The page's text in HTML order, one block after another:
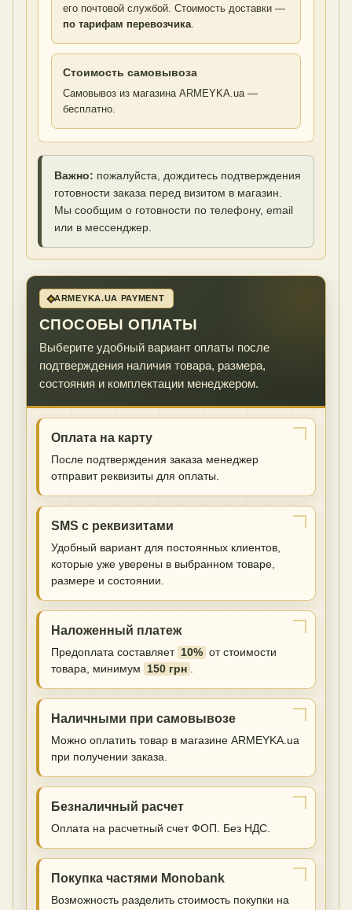
его почтовой службой. Стоимость доставки —
по тарифам перевозчика.
Стоимость самовывоза
Самовывоз из магазина ARMEYKA.ua —
бесплатно.
Важно: пожалуйста, дождитесь подтверждения
готовности заказа перед визитом в магазин.
Мы сообщим о готовности по телефону, email
или в мессенджер.
ARMEYKA.UA PAYMENT
СПОСОБЫ ОПЛАТЫ
Выберите удобный вариант оплаты после
подтверждения наличия товара, размера,
состояния и комплектации менеджером.
Оплата на карту
После подтверждения заказа менеджер
отправит реквизиты для оплаты.
SMS с реквизитами
Удобный вариант для постоянных клиентов,
которые уже уверены в выбранном товаре,
размере и состоянии.
Наложенный платеж
Предоплата составляет 10% от стоимости
товара, минимум 150 грн .
Наличными при самовывозе
Можно оплатить товар в магазине ARMEYKA.ua
при получении заказа.
Безналичный расчет
Оплата на расчетный счет ФОП. Без НДС.
Покупка частями Monobank
Возможность разделить стоимость покупки на